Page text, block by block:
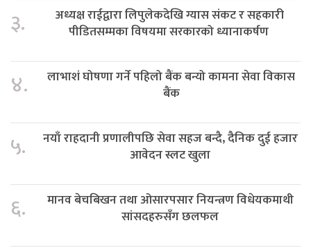
३.
अध्यक्ष राईद्वारा लिपुलेकदेखि ग्यास संकट र सहकारी
पीडितसम्मका विषयमा सरकारको ध्यानाकर्षण
४.
लाभाशं घोषणा गर्ने पहिलो बैंक बन्यो कामना सेवा विकास
बैंक
५.
नयाँ राहदानी प्रणालीपछि सेवा सहज बन्दै, दैनिक दुई हजार
आवेदन स्लट खुला
६.
मानव बेचबिखन तथा ओसारपसार नियन्त्रण विधेयकमाथी
सांसदहरुसँग छलफल